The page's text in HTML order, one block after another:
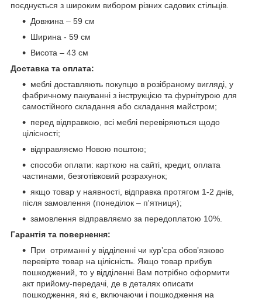
поєднується з широким вибором різних садових стільців.
Довжина – 59 см
Ширина - 59 см
Висота – 43 см
Доставка та оплата:
меблі доставляють покупцю в розібраному вигляді, у
фабричному пакуванні з інструкцією та фурнітурою для
самостійного складання або складання майстром;
перед відправкою, всі меблі перевіряються щодо
цілісності;
відправляємо Новою поштою;
способи оплати: карткою на сайті, кредит, оплата
частинами, безготівковий розрахунок;
якщо товар у наявності, відправка протягом 1-2 днів,
після замовлення (понеділок – п'ятниця);
замовлення відправляємо за передоплатою 10%.
Гарантія та повернення:
При отриманні у відділенні чи курʼєра обовʼязково
перевірте товар на цілісність. Якщо товар прибув
пошкоджений, то у відділенні Вам потрібно оформити
акт прийому-передачі, де в деталях описати
пошкодження, які є, включаючи і пошкодження на